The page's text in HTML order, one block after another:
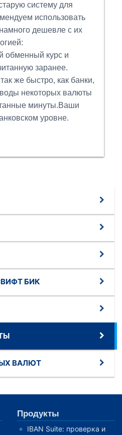
систему для
использовать
дешевле с их
обменный курс и
заранее.
же быстро, как банки,
некоторых валюты
минуты.Ваши
уровне.
БИК
ВАЛЮТ
Продукты
IBAN Suite: проверка и